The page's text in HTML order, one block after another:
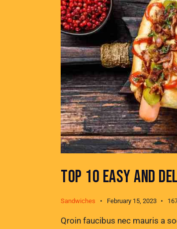
TOP 10 EASY AND
Sandwiches February 15, 2023
Qroin faucibus nec mauris a